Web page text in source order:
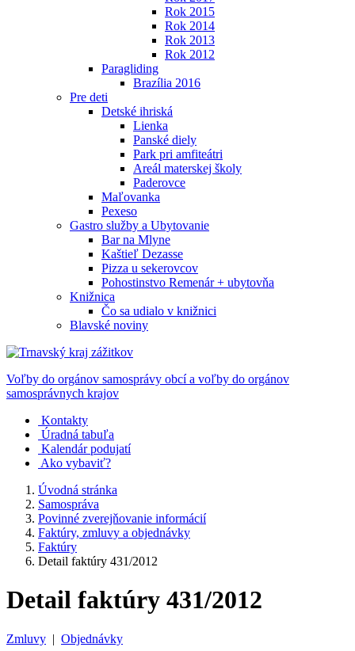
Rok 2015
Rok 2014
Rok 2013
Rok 2012
Paragliding
Brazília 2016
Pre deti
Detské ihriská
Lienka
Panské diely
Park pri amfiteátri
Areál materskej školy
Paderovce
Maľovanka
Pexeso
Gastro služby a Ubytovanie
Bar na Mlyne
Kaštieľ Dezasse
Pizza u sekerovcov
Pohostinstvo Remenár + ubytovňa
Knižnica
Čo sa udialo v knižnici
Blavské noviny
Voľby do orgánov samosprávy obcí a voľby do orgánov
samosprávnych krajov
Kontakty
Úradná tabuľa
Kalendár podujatí
Ako vybaviť?
Úvodná stránka
Samospráva
Povinné zverejňovanie informácií
Faktúry, zmluvy a objednávky
Faktúry
Detail faktúry 431/2012
Detail faktúry 431/2012
Zmluvy | Objednávky